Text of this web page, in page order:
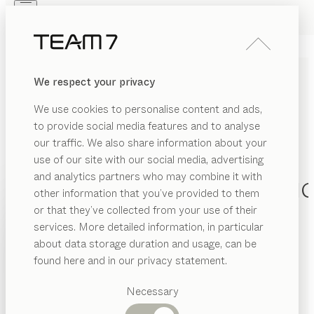
We respect your privacy
We use cookies to personalise content and ads,
to provide social media features and to analyse
our traffic. We also share information about your
use of our site with our social media, advertising
and analytics partners who may combine it with
other information that you’ve provided to them
or that they’ve collected from your use of their
services. More detailed information, in particular
about data storage duration and usage, can be
found here and in our privacy statement.
Necessary
PRODUKTE
INSPIRATION
HÄNDLER
Vorgeschlagene
Kategorien
PRODUKTE
INSPIRATION
ÜBER UNS
ALLGEMEINE EINKAUFS-
UND
Über folgenden Link können Sie unsere „Allgemeinen
Einkaufs- und Beschaffungsbedingungen“
herunterladen. Diese gelten für den gesamten
Auftragnehmern. Die AGBs erhalten Sie über unseren
TEAM 7 Partner vor Ort.